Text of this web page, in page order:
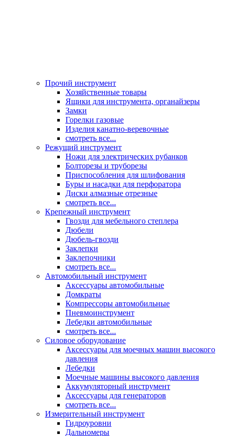
Прочий инструмент
Хозяйственные товары
Ящики для инструмента, органайзеры
Замки
Горелки газовые
Изделия канатно-веревочные
смотреть все...
Режущий инструмент
Ножи для электрических рубанков
Болторезы и труборезы
Приспособления для шлифования
Буры и насадки для перфоратора
Диски алмазные отрезные
смотреть все...
Крепежный инструмент
Гвозди для мебельного степлера
Дюбели
Дюбель-гвозди
Заклепки
Заклепочники
смотреть все...
Автомобильный инструмент
Аксессуары автомобильные
Домкраты
Компрессоры автомобильные
Пневмоинструмент
Лебедки автомобильные
смотреть все...
Силовое оборудование
Аксессуары для моечных машин высокого
давления
Лебедки
Моечные машины высокого давления
Аккумуляторный инструмент
Аксессуары для генераторов
смотреть все...
Измерительный инструмент
Гидроуровни
Дальномеры